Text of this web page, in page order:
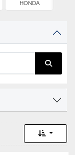
HONDA
Toggle